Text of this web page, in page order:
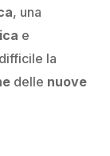
, una
e
la
delle nuove